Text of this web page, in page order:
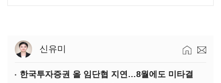
신유미
한국투자증권 올 임단협 지연…8월에도 미타결